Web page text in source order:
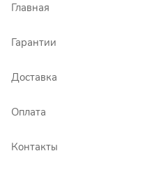
Главная
Гарантии
Доставка
Оплата
Контакты